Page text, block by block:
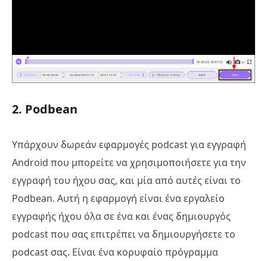
2. Podbean
Υπάρχουν δωρεάν εφαρμογές podcast για εγγραφή
Android που μπορείτε να χρησιμοποιήσετε για την
εγγραφή του ήχου σας, και μία από αυτές είναι το
Podbean. Αυτή η εφαρμογή είναι ένα εργαλείο
εγγραφής ήχου όλα σε ένα και ένας δημιουργός
podcast που σας επιτρέπει να δημιουργήσετε το
podcast σας. Είναι ένα κορυφαίο πρόγραμμα